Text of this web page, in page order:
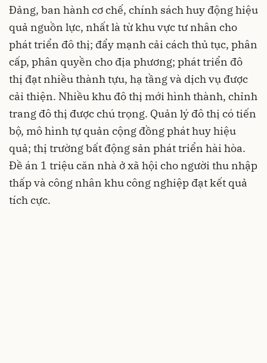
Đảng, ban hành cơ chế, chính sách huy động hiệu
quả nguồn lực, nhất là từ khu vực tư nhân cho
phát triển đô thị; đẩy mạnh cải cách thủ tục, phân
cấp, phân quyền cho địa phương; phát triển đô
thị đạt nhiều thành tựu, hạ tầng và dịch vụ được
cải thiện. Nhiều khu đô thị mới hình thành, chỉnh
trang đô thị được chú trọng. Quản lý đô thị có tiến
bộ, mô hình tự quản cộng đồng phát huy hiệu
quả; thị trường bất động sản phát triển hài hòa.
Đề án 1 triệu căn nhà ở xã hội cho người thu nhập
thấp và công nhân khu công nghiệp đạt kết quả
tích cực.